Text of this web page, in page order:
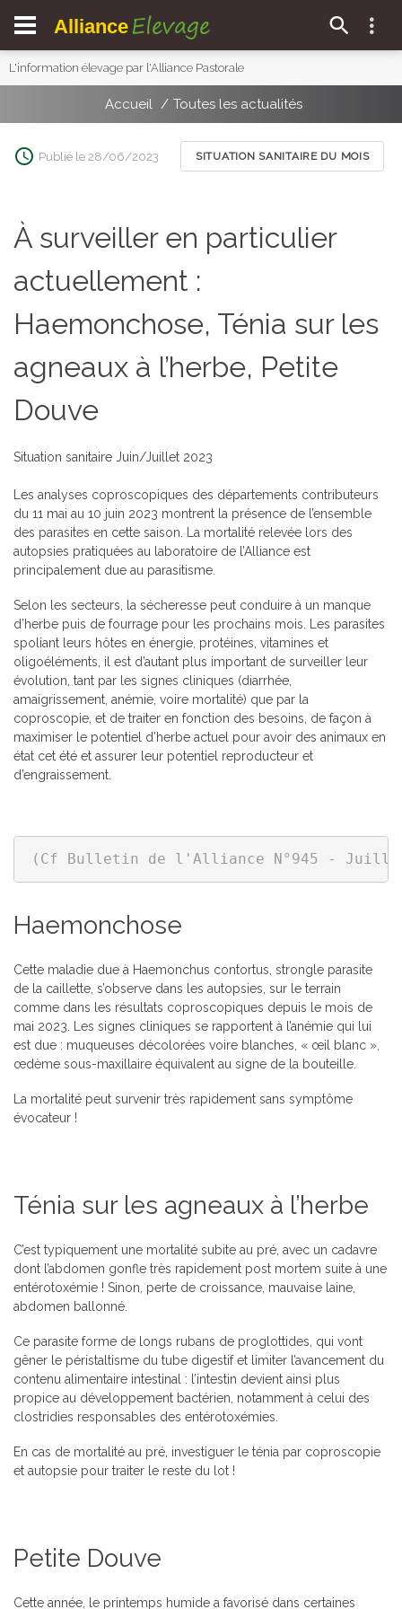
Alliance Elevage
L'information élevage par l'Alliance Pastorale
Accueil Toutes les actualités
Publié le 28/06/2023 SITUATION SANITAIRE DU MOIS
À surveiller en particulier
actuellement :
Haemonchose, Ténia sur les
agneaux à l’herbe, Petite
Douve
Situation sanitaire Juin/Juillet 2023
Les analyses coproscopiques des départements contributeurs
du 11 mai au 10 juin 2023 montrent la présence de l’ensemble
des parasites en cette saison. La mortalité relevée lors des
autopsies pratiquées au laboratoire de l’Alliance est
principalement due au parasitisme.
Selon les secteurs, la sécheresse peut conduire à un manque
d’herbe puis de fourrage pour les prochains mois. Les parasites
spoliant leurs hôtes en énergie, protéines, vitamines et
oligoéléments, il est d’autant plus important de surveiller leur
évolution, tant par les signes cliniques (diarrhée,
amaigrissement, anémie, voire mortalité) que par la
coproscopie, et de traiter en fonction des besoins, de façon à
maximiser le potentiel d’herbe actuel pour avoir des animaux en
état cet été et assurer leur potentiel reproducteur et
d’engraissement.
(Cf Bulletin de l'Alliance N°945 -
Haemonchose
Cette maladie due à Haemonchus contortus, strongle parasite
de la caillette, s’observe dans les autopsies, sur le terrain
comme dans les résultats coproscopiques depuis le mois de
mai 2023. Les signes cliniques se rapportent à l’anémie qui lui
est due : muqueuses décolorées voire blanches, « œil blanc »,
œdème sous-maxillaire équivalent au signe de la bouteille.
La mortalité peut survenir très rapidement sans symptôme
évocateur !
Ténia sur les agneaux à l’herbe
C’est typiquement une mortalité subite au pré, avec un cadavre
dont l’abdomen gonfle très rapidement post mortem suite à une
entérotoxémie ! Sinon, perte de croissance, mauvaise laine,
abdomen ballonné.
Ce parasite forme de longs rubans de proglottides, qui vont
gêner le péristaltisme du tube digestif et limiter l’avancement du
contenu alimentaire intestinal : l’intestin devient ainsi plus
propice au développement bactérien, notamment à celui des
clostridies responsables des entérotoxémies.
En cas de mortalité au pré, investiguer le ténia par coproscopie
et autopsie pour traiter le reste du lot !
Petite Douve
Cette année, le printemps humide a favorisé dans certaines